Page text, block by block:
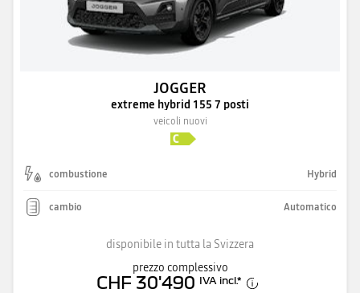
JOGGER
extreme hybrid 155 7 posti
veicoli nuovi
combustione Hybrid
cambio Automatico
disponibile in tutta la Svizzera
prezzo complessivo
CHF 30'490 IVA incl.*